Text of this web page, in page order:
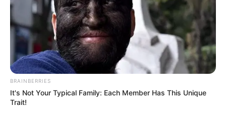
BRAINBERRIES
It's Not Your Typical Family: Each Member Has This Unique
Trait!